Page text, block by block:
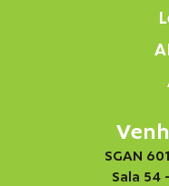
SGAN
Sala 54